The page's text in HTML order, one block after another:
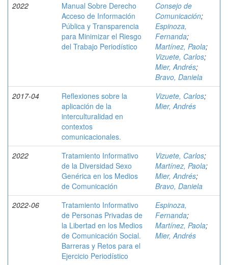
2022
Manual Sobre Derecho
Acceso de Información
Pública y Transparencia
para Minimizar el Riesgo
del Trabajo Periodístico
Consejo de
Comunicación;
Espinoza,
Fernanda;
Martínez, Paola;
Vizuete, Carlos;
Mier, Andrés;
Bravo, Daniela
2017-04
Reflexiones sobre la
aplicación de la
interculturalidad en
contextos
comunicacionales.
Vizuete, Carlos;
Mier, Andrés
2022
Tratamiento Informativo
de la Diversidad Sexo
Genérica en los Medios
de Comunicación
Vizuete, Carlos;
Martínez, Paola;
Mier, Andrés;
Bravo, Daniela
2022-06
Tratamiento Informativo
de Personas Privadas de
la Libertad en los Medios
de Comunicación Social.
Barreras y Retos para el
Ejercicio Periodístico
Espinoza,
Fernanda;
Martínez, Paola;
Mier, Andrés